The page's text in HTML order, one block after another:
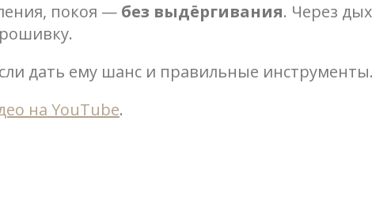
покоя — без выдёргивания. Через
дать ему шанс и правильные инструменты.
на YouTube.